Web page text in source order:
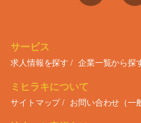
サービス
求人情報を探す 企業一覧から探
ミヒラキについて
サイトマップ お問い合わせ（一